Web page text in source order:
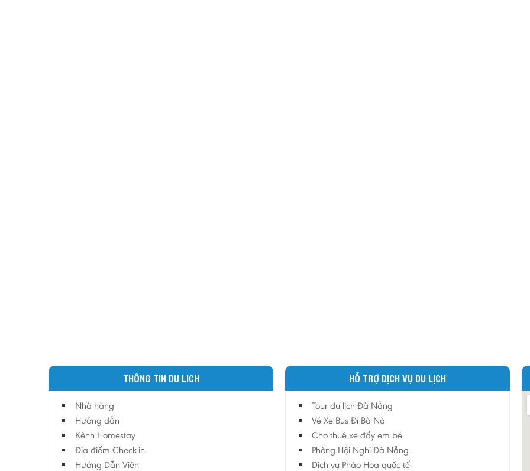
THÔNG TIN DU LICH
Nhà hàng
Hướng dẫn
Kênh Homestay
Địa điểm Check-in
Hướng Dẫn Viên
HỖ TRỢ DỊCH VỤ DU LỊCH
Tour du lịch Đà Nẵng
Vé Xe Bus Đi Bà Nà
Cho thuê xe đẩy em bé
Phòng Hội Nghị Đà Nẵng
Dich vụ Pháo Hoa quốc tế